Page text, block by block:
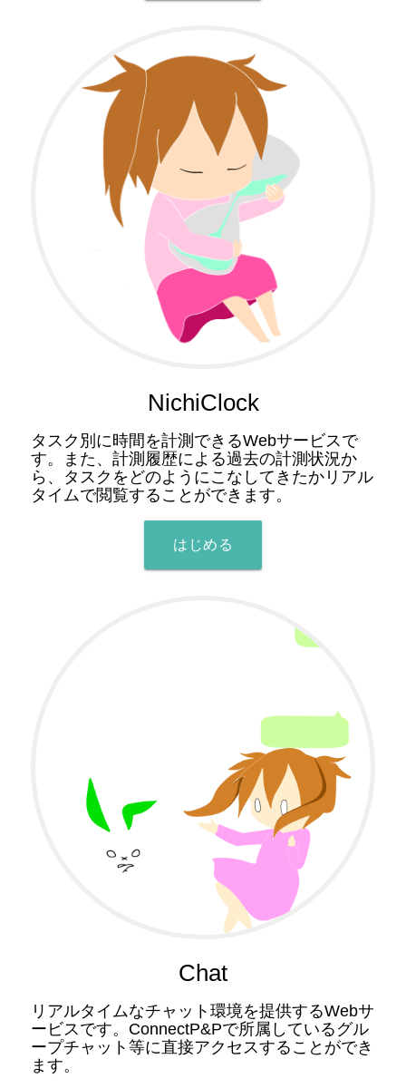
NichiClock
タスク別に時間を計測できるWebサービスで
す。また、計測履歴による過去の計測状況か
ら、タスクをどのようにこなしてきたかリアル
タイムで閲覧することができます。
はじめる
Chat
リアルタイムなチャット環境を提供するWebサ
ービスです。ConnectP&Pで所属しているグル
ープチャット等に直接アクセスすることができ
ます。